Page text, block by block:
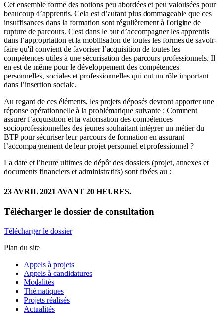
Cet ensemble forme des notions peu abordées et peu valorisées pour
beaucoup d’apprentis. Cela est d’autant plus dommageable que ces
insuffisances dans la formation sont régulièrement à l'origine de
rupture de parcours. C'est dans le but d’accompagner les apprentis
dans l’appropriation et la mobilisation de toutes les formes de savoir-
faire qu'il convient de favoriser l’acquisition de toutes les
compétences utiles à une sécurisation des parcours professionnels. Il
en est de même pour le développement des compétences
personnelles, sociales et professionnelles qui ont un rôle important
dans l’insertion sociale.
Au regard de ces éléments, les projets déposés devront apporter une
réponse opérationnelle à la problématique suivante : Comment
assurer l’acquisition et la valorisation des compétences
socioprofessionnelles des jeunes souhaitant intégrer un métier du
BTP pour sécuriser leur parcours de formation en assurant
l’accompagnement de leur projet personnel et professionnel ?
La date et l’heure ultimes de dépôt des dossiers (projet, annexes et
documents financiers et administratifs) sont fixées au :
23 AVRIL 2021 AVANT 20 HEURES.
Télécharger le dossier de consultation
Télécharger le dossier
Plan du site
Appels à projets
Appels à candidatures
Modalités
Thématiques
Projets réalisés
Actualités